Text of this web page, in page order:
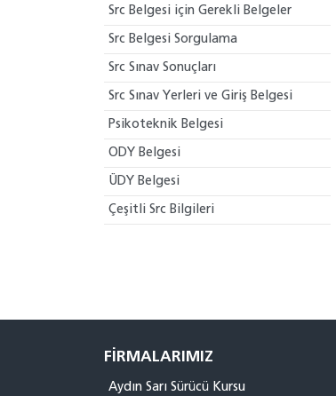
Src Belgesi için Gerekli Belgeler
Src Belgesi Sorgulama
Src Sınav Sonuçları
Src Sınav Yerleri ve Giriş Belgesi
Psikoteknik Belgesi
ODY Belgesi
ÜDY Belgesi
Çeşitli Src Bilgileri
FIRMALARIMIZ
Aydın Sarı Sürücü Kursu